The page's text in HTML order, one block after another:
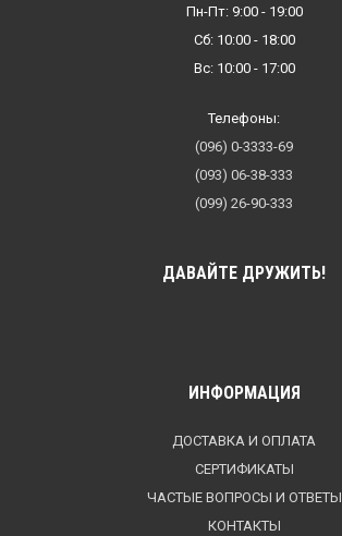
Пн-Пт: 9:00 - 19:00
Сб: 10:00 - 18:00
Вс: 10:00 - 17:00
Телефоны:
(096) 0-3333-69
(093) 06-38-333
(099) 26-90-333
ДАВАЙТЕ ДРУЖИТЬ!
ИНФОРМАЦИЯ
ДОСТАВКА И ОПЛАТА
СЕРТИФИКАТЫ
ЧАСТЫЕ ВОПРОСЫ И ОТВЕТЫ
КОНТАКТЫ